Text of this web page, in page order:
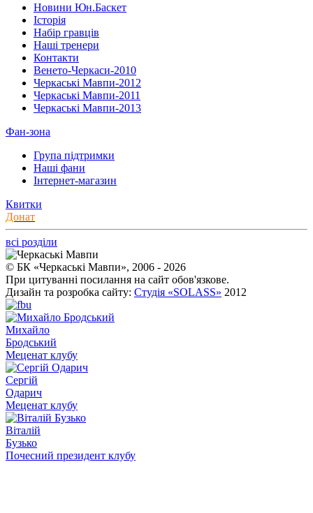
Новини Юн.Баскет
Історія
Набір гравців
Наші тренери
Контакти
Венето-Черкаси-2010
Черкаські Мавпи-2012
Черкаські Мавпи-2011
Черкаські Мавпи-2013
Фан-зона
Група підтримки
Наші фани
Інтернет-магазин
Квитки
Донат
всі розділи
© БК «Черкаські Мавпи», 2006 - 2026
При цитуванні посилання на сайт обов'язкове.
Дизайн та розробка сайту: Студія «SOLASS» 2012
Михайло
Бродський
Меценат клубу
Сергій
Одарич
Меценат клубу
Віталій
Бузько
Почесний президент клубу